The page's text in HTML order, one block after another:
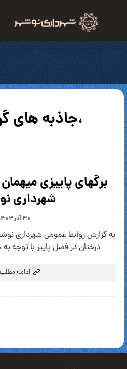
،جاذبه های
برگهای پاییزی
شهرداری
۳۰ آذر ۱۴۰۳
به گزارش روابط عمومی شهرداری
درختان در فصل پاییز با توجه
ادامه مطلب